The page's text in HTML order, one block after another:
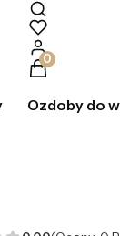
Produkty w
Ozdoby do